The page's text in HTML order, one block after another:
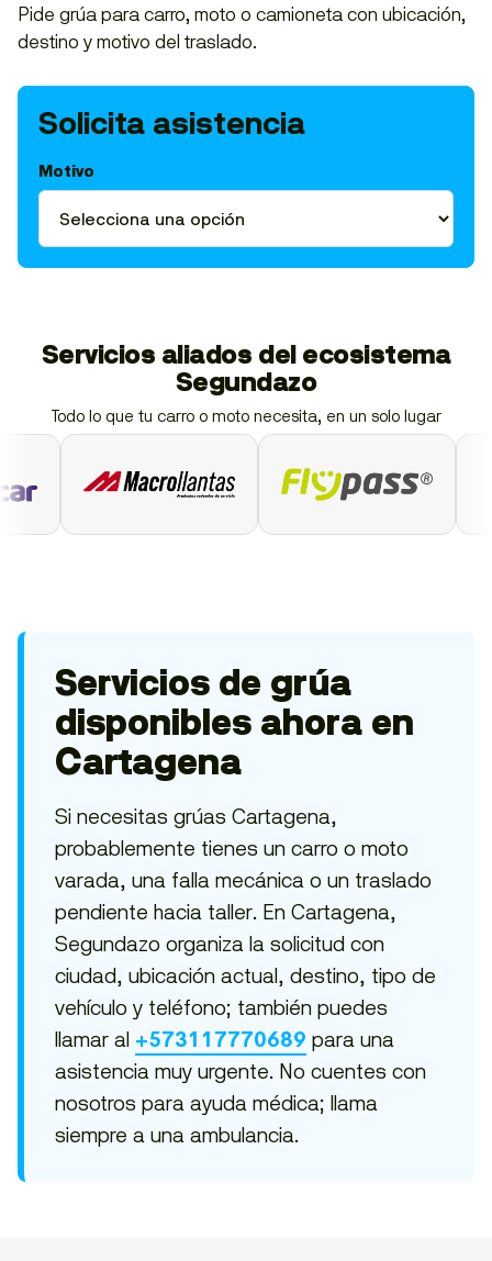
Pide grúa para carro, moto o camioneta con ubicación,
destino y motivo del traslado.
Solicita asistencia
Motivo
Servicios aliados del ecosistema
Segundazo
Todo lo que tu carro o moto necesita, en un solo lugar
Servicios de grúa
disponibles ahora en
Cartagena
Si necesitas grúas Cartagena,
probablemente tienes un carro o moto
varada, una falla mecánica o un traslado
pendiente hacia taller. En Cartagena,
Segundazo organiza la solicitud con
ciudad, ubicación actual, destino, tipo de
vehículo y teléfono; también puedes
llamar al +573117770689 para una
asistencia muy urgente. No cuentes con
nosotros para ayuda médica; llama
siempre a una ambulancia.